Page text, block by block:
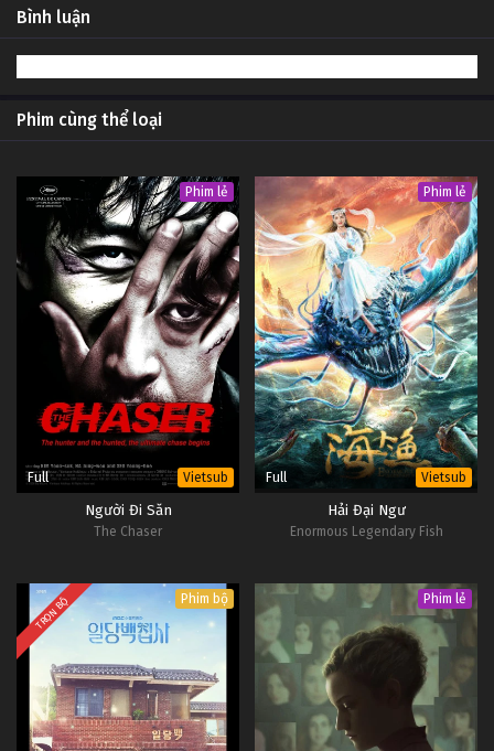
Bình luận
Phim cùng thể loại
Phim lẻ
Full Vietsub
Người Đi Săn
The Chaser
Phim lẻ
Full Vietsub
Hải Đại Ngư
Enormous Legendary Fish
TRỌN BỘ Phim bộ Phim lẻ